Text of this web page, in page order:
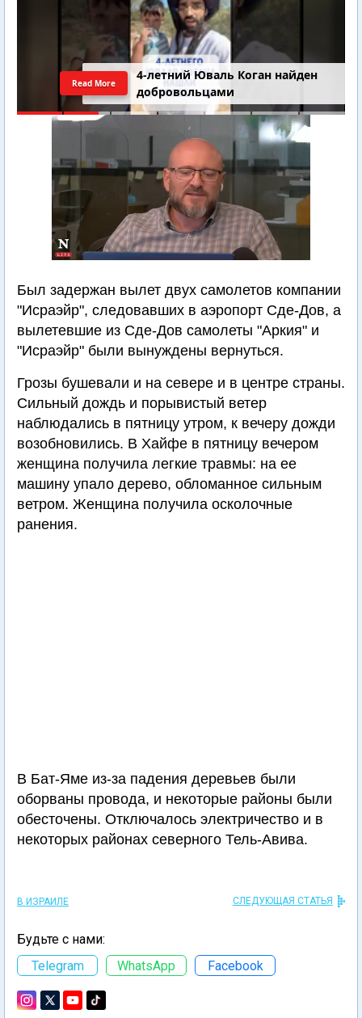
4-летний Юваль Коган найден
добровольцами
Read More
Был задержан вылет двух самолетов компании
"Исраэйр", следовавших в аэропорт Сде-Дов, а
вылетевшие из Сде-Дов самолеты "Аркия" и
"Исраэйр" были вынуждены вернуться.
Грозы бушевали и на севере и в центре страны.
Сильный дождь и порывистый ветер
наблюдались в пятницу утром, к вечеру дожди
возобновились. В Хайфе в пятницу вечером
женщина получила легкие травмы: на ее
машину упало дерево, обломанное сильным
ветром. Женщина получила осколочные
ранения.
В Бат-Яме из-за падения деревьев были
оборваны провода, и некоторые районы были
обесточены. Отключалось электричество и в
некоторых районах северного Тель-Авива.
В ИЗРАИЛЕ СЛЕДУЮЩАЯ СТАТЬЯ
Будьте с нами:
Telegram
WhatsApp Facebook